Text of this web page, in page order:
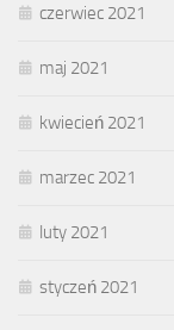
czerwiec 2021
maj 2021
kwiecień 2021
marzec 2021
luty 2021
styczeń 2021